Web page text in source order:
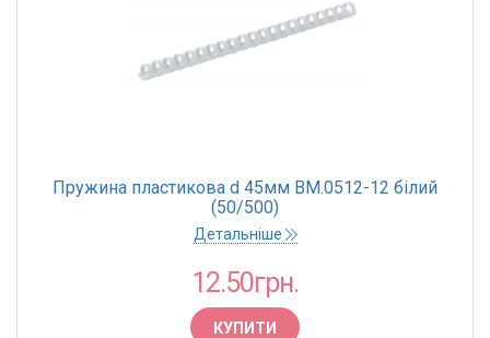
Пружина пластикова d 45мм BM.0512-12 білий
(50/500)
Детальніше
12.50грн.
КУПИТИ